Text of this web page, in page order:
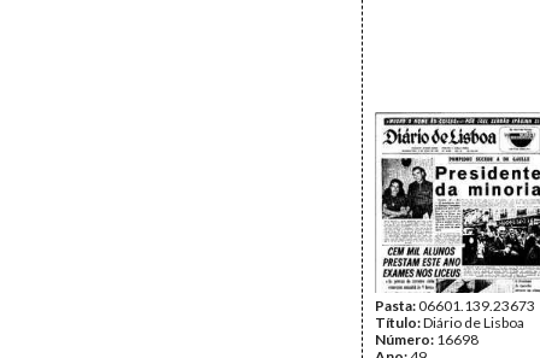
Pasta:06601.139.23673
Título:Diário de Lisboa
Número: 16698